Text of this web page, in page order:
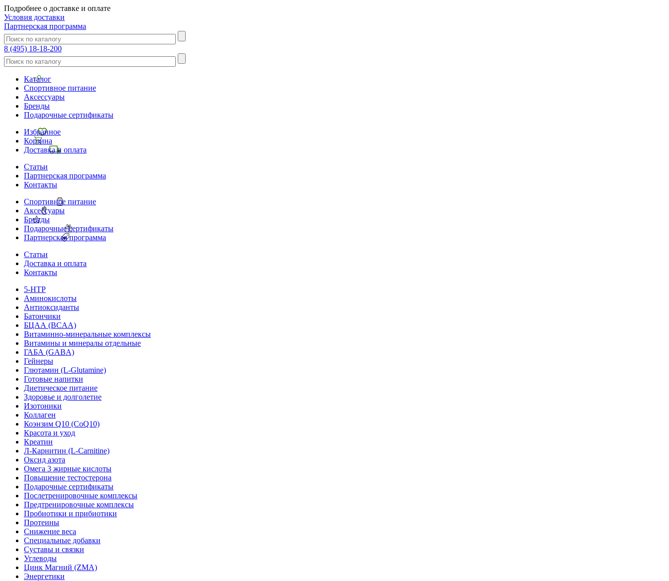
Подробнее о доставке и оплате
Условия доставки
Партнерская программа
8 (495) 18-18-200
Каталог
Спортивное питание
Аксессуары
Бренды
Подарочные сертификаты
Избранное
Корзина
Доставка и оплата
Статьи
Партнерская программа
Контакты
Спортивное питание
Аксессуары
Бренды
Подарочные сертификаты
Партнерская программа
Статьи
Доставка и оплата
Контакты
5-HTP
Аминокислоты
Антиоксиданты
Батончики
БЦАА (BCAA)
Витаминно-минеральные комплексы
Витамины и минералы отдельные
ГАБА (GABA)
Гейнеры
Глютамин (L-Glutamine)
Готовые напитки
Диетическое питание
Здоровье и долголетие
Изотоники
Коллаген
Коэнзим Q10 (CoQ10)
Красота и уход
Креатин
Л-Карнитин (L-Сarnitine)
Оксид азота
Омега 3 жирные кислоты
Повышение тестостерона
Подарочные сертификаты
Послетренировочные комплексы
Предтренировочные комплексы
Пробиотики и прибиотики
Протеины
Снижение веса
Специальные добавки
Суставы и связки
Углеводы
Цинк Магний (ZMA)
Энергетики